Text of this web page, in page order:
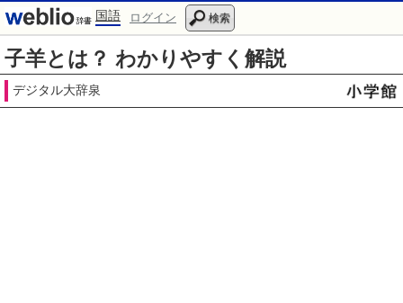
国語 ログイン 検索
子羊とは？ わかりやすく解説
デジタル大辞泉